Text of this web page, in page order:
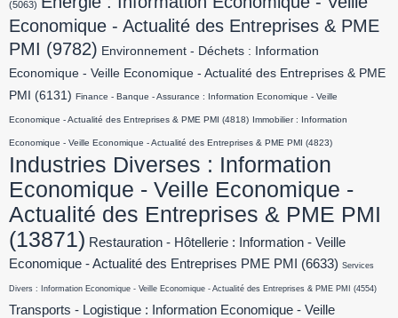
(5063)
Economique - Actualité des Entreprises & PME
PMI (9782) Environnement - Déchets : Information
Economique - Veille Economique - Actualité des Entreprises & PME
PMI
(6131) Finance - Banque - Assurance : Information Economique - Veille
Economique - Actualité des Entreprises & PME PMI (4818) Immobilier : Information
Economique - Veille Economique - Actualité des Entreprises & PME PMI (4823)
Industries Diverses : Information
Economique - Veille Economique -
Actualité des Entreprises & PME PMI
(13871) Restauration - Hôtellerie : Information - Veille
Economique - Actualité des Entreprises PME PMI
(6633) Services
Divers : Information Economique - Veille Economique - Actualité des Entreprises & PME PMI (4554)
Transports - Logistique : Information Economique - Veille